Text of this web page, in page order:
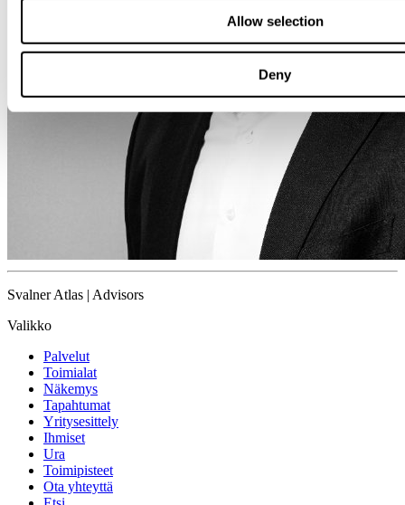
Allow selection
Deny
Svalner Atlas | Advisors
Valikko
Palvelut
Toimialat
Näkemys
Tapahtumat
Yritysesittely
Ihmiset
Ura
Toimipisteet
Ota yhteyttä